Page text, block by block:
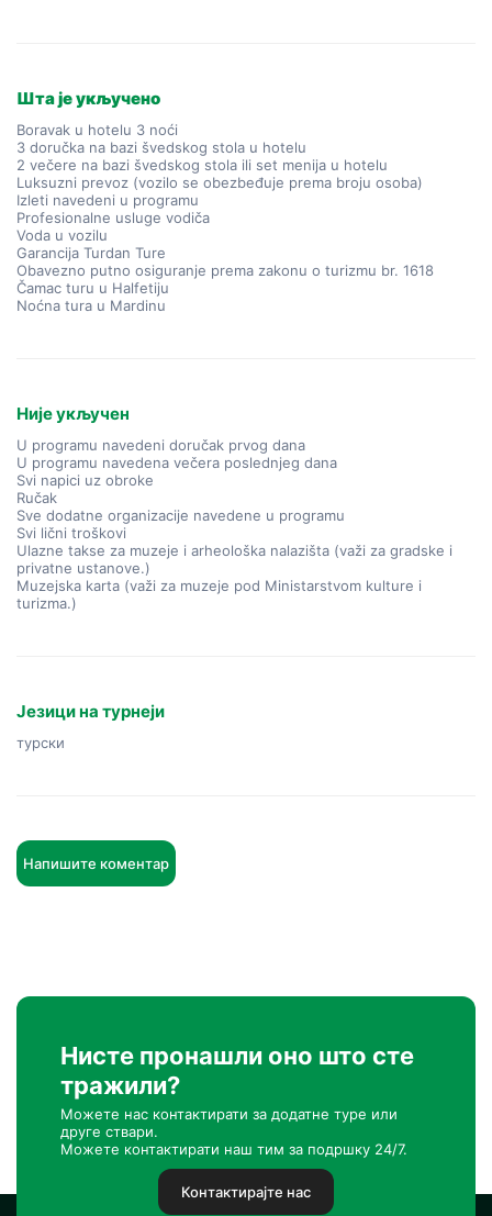
Шта је укључено
Boravak u hotelu 3 noći
3 doručka na bazi švedskog stola u hotelu
2 večere na bazi švedskog stola ili set menija u hotelu
Luksuzni prevoz (vozilo se obezbeđuje prema broju osoba)
Izleti navedeni u programu
Profesionalne usluge vodiča
Voda u vozilu
Garancija Turdan Ture
Obavezno putno osiguranje prema zakonu o turizmu br. 1618
Čamac turu u Halfetiju
Noćna tura u Mardinu
Није укључен
U programu navedeni doručak prvog dana
U programu navedena večera poslednjeg dana
Svi napici uz obroke
Ručak
Sve dodatne organizacije navedene u programu
Svi lični troškovi
Ulazne takse za muzeje i arheološka nalazišta (važi za gradske i
privatne ustanove.)
Muzejska karta (važi za muzeje pod Ministarstvom kulture i
turizma.)
Језици на турнеји
турски
Напишите коментар
Нисте пронашли оно што сте
тражили?
Можете нас контактирати за додатне туре или
друге ствари.
Можете контактирати наш тим за подршку 24/7.
Контактирајте нас